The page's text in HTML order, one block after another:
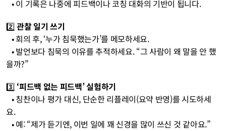
• 이 기록은 나중에 피드백이나 코칭 대화의 기반이 됩니다.
2️⃣ 관찰 일기 쓰기
• 회의 후, ‘누가 침묵했는가’를 메모하세요.
• 발언보다 침묵의 이유를 추적하세요. “그 사람이 왜 말을 안 했
을까?”
3️⃣ ‘피드백 없는 피드백’ 실험하기
• 칭찬이나 평가 대신, 단순한 리플레이(요약 반영)를 시도하세
요.
• 예: “제가 듣기엔, 이번 일에 꽤 신경을 많이 쓰신 것 같아요.”